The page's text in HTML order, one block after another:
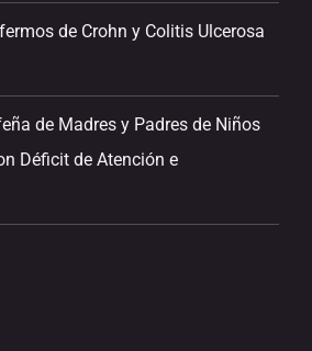
de Crohn y Colitis Ulcerosa
de Madres y Padres de Niños
Déficit de Atención e